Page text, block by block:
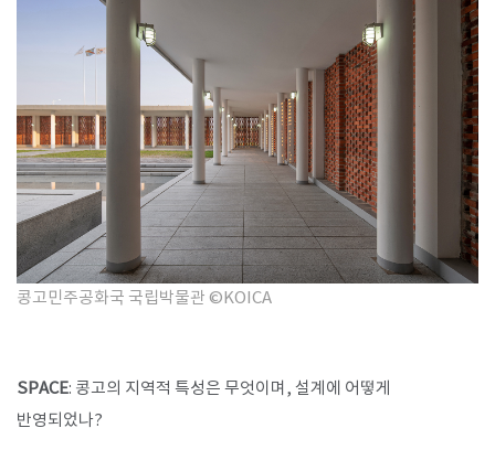
콩고민주공화국 국립박물관 ©KOICA
SPACE: 콩고의 지역적 특성은 무엇이며, 설계에 어떻게
반영되었나?